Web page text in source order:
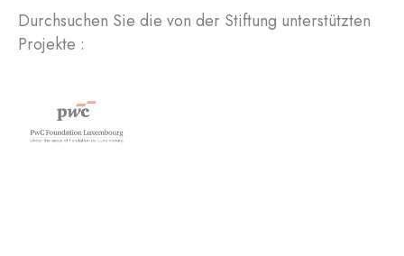
Durchsuchen Sie die von der Stiftung unterstützten
Projekte :